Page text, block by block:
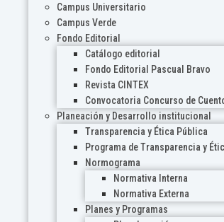
Campus Universitario
Campus Verde
Fondo Editorial
Catálogo editorial
Fondo Editorial Pascual Bravo
Revista CINTEX
Convocatoria Concurso de
Planeación y Desarrollo institucional
Transparencia y Ética Pública
Programa de Transparencia y
Normograma
Normativa Interna
Normativa Externa
Planes y Programas